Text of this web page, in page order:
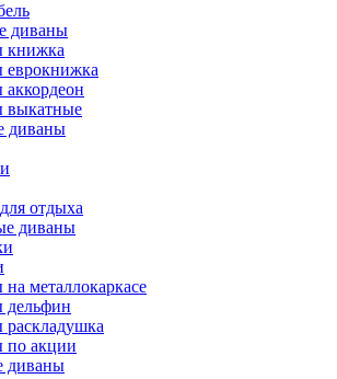
диваны
книжка
еврокнижка
выкатные
диваны
отдыха
диваны
металлокаркасе
дельфин
по акции
диваны